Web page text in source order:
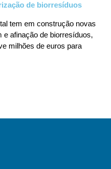
de biorresíduos
tem em construção novas
e afinação de biorresíduos,
milhões de euros para